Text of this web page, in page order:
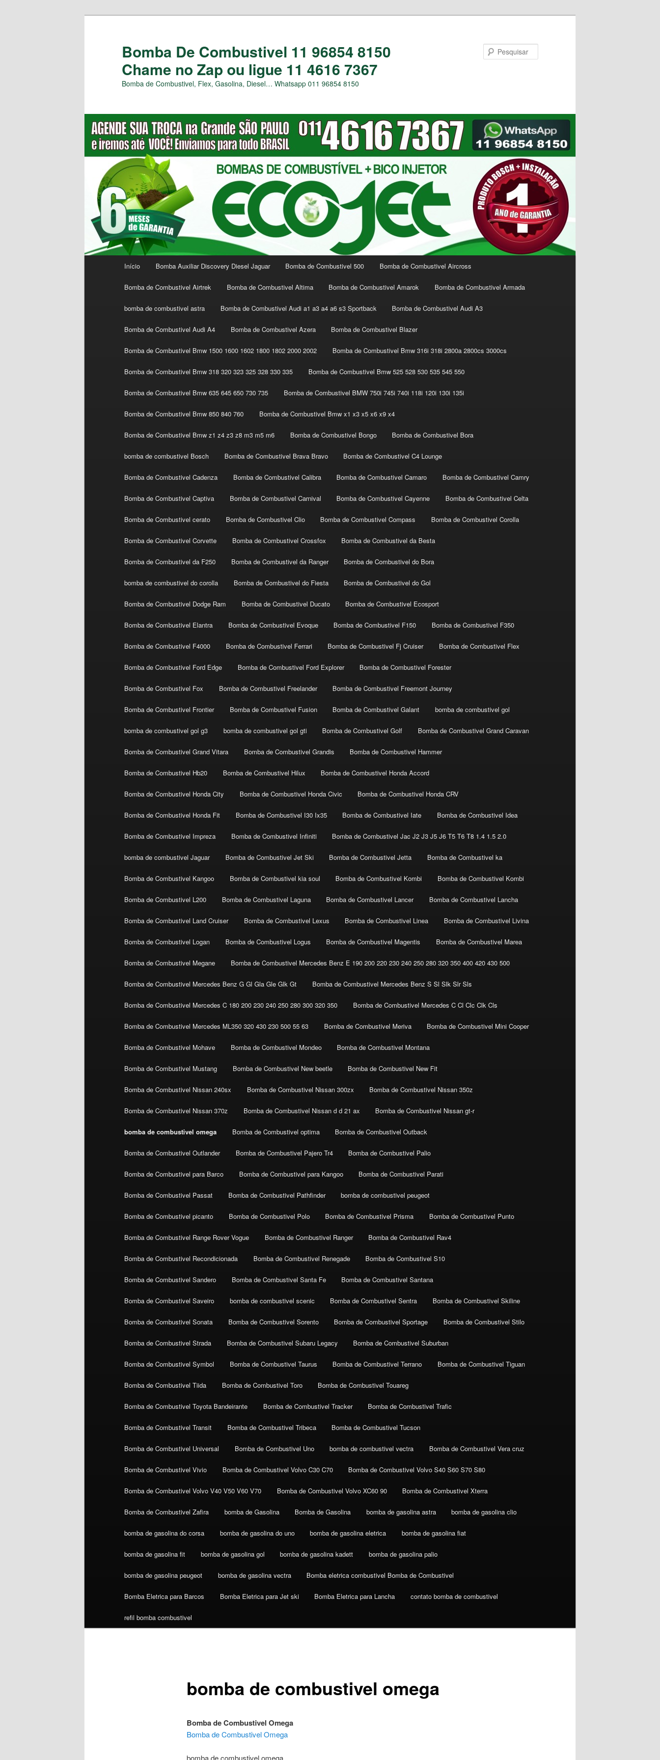
Bomba De Combustivel 11 96854 8150
Chame no Zap ou ligue 11 4616 7367
Bomba de Combustivel, Flex, Gasolina, Diesel… Whatsapp 011 96854 8150
Início Bomba Auxiliar Discovery Diesel Jaguar Bomba de Combustivel 500 Bomba de Combustivel Aircross
Bomba de Combustivel Airtrek Bomba de Combustivel Altima Bomba de Combustivel Amarok Bomba de Combustivel Armada
bomba de combustivel astra Bomba de Combustivel Audi a1 a3 a4 a6 s3 Sportback Bomba de Combustivel Audi A3
Bomba de Combustivel Audi A4 Bomba de Combustivel Azera Bomba de Combustivel Blazer
Bomba de Combustivel Bmw 1500 1600 1602 1800 1802 2000 2002 Bomba de Combustivel Bmw 316i 318i 2800a 2800cs 3000cs
Bomba de Combustivel Bmw 318 320 323 325 328 330 335 Bomba de Combustivel Bmw 525 528 530 535 545 550
Bomba de Combustivel Bmw 635 645 650 730 735 Bomba de Combustivel BMW 750i 745i 740i 118i 120i 130i 135i
Bomba de Combustivel Bmw 850 840 760 Bomba de Combustivel Bmw x1 x3 x5 x6 x9 x4
Bomba de Combustivel Bmw z1 z4 z3 z8 m3 m5 m6 Bomba de Combustivel Bongo Bomba de Combustivel Bora
bomba de combustivel Bosch Bomba de Combustivel Brava Bravo Bomba de Combustivel C4 Lounge
Bomba de Combustivel Cadenza Bomba de Combustivel Calibra Bomba de Combustivel Camaro Bomba de Combustivel Camry
Bomba de Combustivel Captiva Bomba de Combustivel Carnival Bomba de Combustivel Cayenne Bomba de Combustivel Celta
Bomba de Combustivel cerato Bomba de Combustivel Clio Bomba de Combustivel Compass Bomba de Combustivel Corolla
Bomba de Combustivel Corvette Bomba de Combustivel Crossfox Bomba de Combustivel da Besta
Bomba de Combustivel da F250 Bomba de Combustivel da Ranger Bomba de Combustivel do Bora
bomba de combustivel do corolla Bomba de Combustivel do Fiesta Bomba de Combustivel do Gol
Bomba de Combustivel Dodge Ram Bomba de Combustivel Ducato Bomba de Combustivel Ecosport
Bomba de Combustivel Elantra Bomba de Combustivel Evoque Bomba de Combustivel F150 Bomba de Combustivel F350
Bomba de Combustivel F4000 Bomba de Combustivel Ferrari Bomba de Combustivel Fj Cruiser Bomba de Combustivel Flex
Bomba de Combustivel Ford Edge Bomba de Combustivel Ford Explorer Bomba de Combustivel Forester
Bomba de Combustivel Fox Bomba de Combustivel Freelander Bomba de Combustivel Freemont Journey
Bomba de Combustivel Frontier Bomba de Combustivel Fusion Bomba de Combustivel Galant bomba de combustivel gol
bomba de combustivel gol g3 bomba de combustivel gol gti Bomba de Combustivel Golf Bomba de Combustivel Grand Caravan
Bomba de Combustivel Grand Vitara Bomba de Combustivel Grandis Bomba de Combustivel Hammer
Bomba de Combustivel Hb20 Bomba de Combustivel Hilux Bomba de Combustivel Honda Accord
Bomba de Combustivel Honda City Bomba de Combustivel Honda Civic Bomba de Combustivel Honda CRV
Bomba de Combustivel Honda Fit Bomba de Combustivel I30 Ix35 Bomba de Combustivel Iate Bomba de Combustivel Idea
Bomba de Combustivel Impreza Bomba de Combustivel Infiniti Bomba de Combustivel Jac J2 J3 J5 J6 T5 T6 T8 1.4 1.5 2.0
bomba de combustivel Jaguar Bomba de Combustivel Jet Ski Bomba de Combustivel Jetta Bomba de Combustivel ka
Bomba de Combustivel Kangoo Bomba de Combustivel kia soul Bomba de Combustivel Kombi Bomba de Combustivel Kombi
Bomba de Combustivel L200 Bomba de Combustivel Laguna Bomba de Combustivel Lancer Bomba de Combustivel Lancha
Bomba de Combustivel Land Cruiser Bomba de Combustivel Lexus Bomba de Combustivel Linea Bomba de Combustivel Livina
Bomba de Combustivel Logan Bomba de Combustivel Logus Bomba de Combustivel Magentis Bomba de Combustivel Marea
Bomba de Combustivel Megane Bomba de Combustivel Mercedes Benz E 190 200 220 230 240 250 280 320 350 400 420 430 500
Bomba de Combustivel Mercedes Benz G Gl Gla Gle Glk Gt Bomba de Combustivel Mercedes Benz S Sl Slk Slr Sls
Bomba de Combustivel Mercedes C 180 200 230 240 250 280 300 320 350 Bomba de Combustivel Mercedes C Cl Clc Clk Cls
Bomba de Combustivel Mercedes ML350 320 430 230 500 55 63 Bomba de Combustivel Meriva Bomba de Combustivel Mini Cooper
Bomba de Combustivel Mohave Bomba de Combustivel Mondeo Bomba de Combustivel Montana
Bomba de Combustivel Mustang Bomba de Combustivel New beetle Bomba de Combustivel New Fit
Bomba de Combustivel Nissan 240sx Bomba de Combustivel Nissan 300zx Bomba de Combustivel Nissan 350z
Bomba de Combustivel Nissan 370z Bomba de Combustivel Nissan d d 21 ax Bomba de Combustivel Nissan gt-r
bomba de combustivel omega Bomba de Combustivel optima Bomba de Combustivel Outback
Bomba de Combustivel Outlander Bomba de Combustivel Pajero Tr4 Bomba de Combustivel Palio
Bomba de Combustivel para Barco Bomba de Combustivel para Kangoo Bomba de Combustivel Parati
Bomba de Combustivel Passat Bomba de Combustivel Pathfinder bomba de combustivel peugeot
Bomba de Combustivel picanto Bomba de Combustivel Polo Bomba de Combustivel Prisma Bomba de Combustivel Punto
Bomba de Combustivel Range Rover Vogue Bomba de Combustivel Ranger Bomba de Combustivel Rav4
Bomba de Combustivel Recondicionada Bomba de Combustivel Renegade Bomba de Combustivel S10
Bomba de Combustivel Sandero Bomba de Combustivel Santa Fe Bomba de Combustivel Santana
Bomba de Combustivel Saveiro bomba de combustivel scenic Bomba de Combustivel Sentra Bomba de Combustivel Skiline
Bomba de Combustivel Sonata Bomba de Combustivel Sorento Bomba de Combustivel Sportage Bomba de Combustivel Stilo
Bomba de Combustivel Strada Bomba de Combustivel Subaru Legacy Bomba de Combustivel Suburban
Bomba de Combustivel Symbol Bomba de Combustivel Taurus Bomba de Combustivel Terrano Bomba de Combustivel Tiguan
Bomba de Combustivel Tiida Bomba de Combustivel Toro Bomba de Combustivel Touareg
Bomba de Combustivel Toyota Bandeirante Bomba de Combustivel Tracker Bomba de Combustivel Trafic
Bomba de Combustivel Transit Bomba de Combustivel Tribeca Bomba de Combustivel Tucson
Bomba de Combustivel Universal Bomba de Combustivel Uno bomba de combustivel vectra Bomba de Combustivel Vera cruz
Bomba de Combustivel Vivio Bomba de Combustivel Volvo C30 C70 Bomba de Combustivel Volvo S40 S60 S70 S80
Bomba de Combustivel Volvo V40 V50 V60 V70 Bomba de Combustivel Volvo XC60 90 Bomba de Combustivel Xterra
Bomba de Combustivel Zafira bomba de Gasolina Bomba de Gasolina bomba de gasolina astra bomba de gasolina clio
bomba de gasolina do corsa bomba de gasolina do uno bomba de gasolina eletrica bomba de gasolina fiat
bomba de gasolina fit bomba de gasolina gol bomba de gasolina kadett bomba de gasolina palio
bomba de gasolina peugeot bomba de gasolina vectra Bomba eletrica combustivel Bomba de Combustivel
Bomba Eletrica para Barcos Bomba Eletrica para Jet ski Bomba Eletrica para Lancha contato bomba de combustivel
refil bomba combustivel
bomba de combustivel omega
Bomba de Combustivel Omega
Bomba de Combustivel Omega